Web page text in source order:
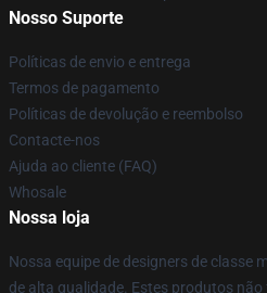
Nosso Suporte
Políticas de envio e entrega
Termos de pagamento
Políticas de devolução e reembolso
Contacte-nos
Ajuda ao cliente (FAQ)
Whosale
Nossa loja
Nossa equipe de designers de classe
de alta qualidade. Estes produtos